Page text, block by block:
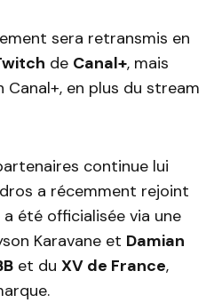
sera retransmis en
de Canal+, mais
Canal+, en plus du stream
continue lui
a récemment rejoint
a été officialisée via une
Karavane et Damian
et du XV de France,